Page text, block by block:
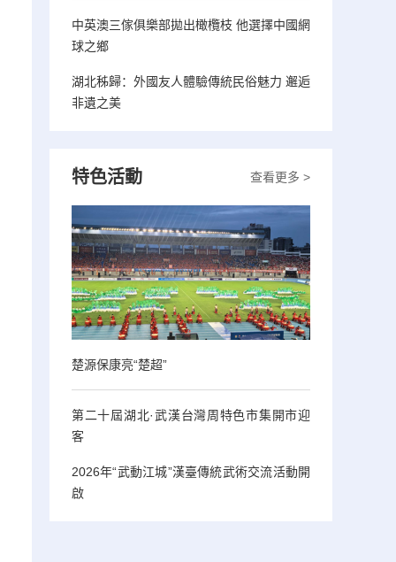
中英澳三傢俱樂部拋出橄欖枝 他選擇中國網
球之鄉
湖北秭歸：外國友人體驗傳統民俗魅力 邂逅
非遺之美
查看更多 >
特色活動
楚源保康亮“楚超”
第二十屆湖北·武漢台灣周特色市集開市迎
客
2026年“武動江城”漢臺傳統武術交流活動開
啟